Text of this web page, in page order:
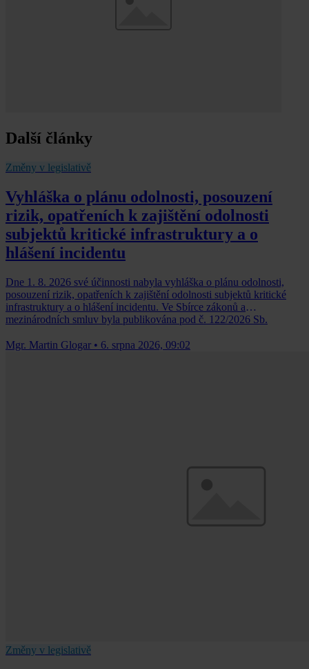
Další články
Změny v legislativě
Vyhláška o plánu odolnosti, posouzení
rizik, opatřeních k zajištění odolnosti
subjektů kritické infrastruktury a o
hlášení incidentu
Dne 1. 8. 2026 své účinnosti nabyla vyhláška o plánu odolnosti,
posouzení rizik, opatřeních k zajištění odolnosti subjektů kritické
infrastruktury a o hlášení incidentu. Ve Sbírce zákonů a
mezinárodních smluv byla publikována pod č. 122/2026 Sb.
Mgr. Martin Glogar • 6. srpna 2026, 09:02
Změny v legislativě